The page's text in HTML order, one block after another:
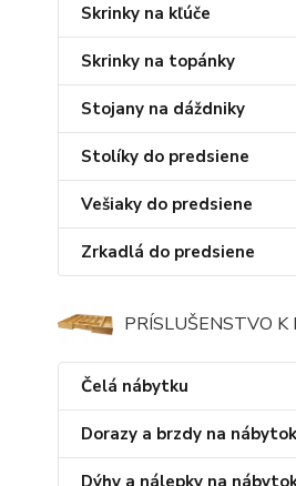
Skrinky na kľúče
Skrinky na topánky
Stojany na dáždniky
Stolíky do predsiene
Vešiaky do predsiene
Zrkadlá do predsiene
PRÍSLUŠENSTVO K
Čelá nábytku
Dorazy a brzdy na nábytok